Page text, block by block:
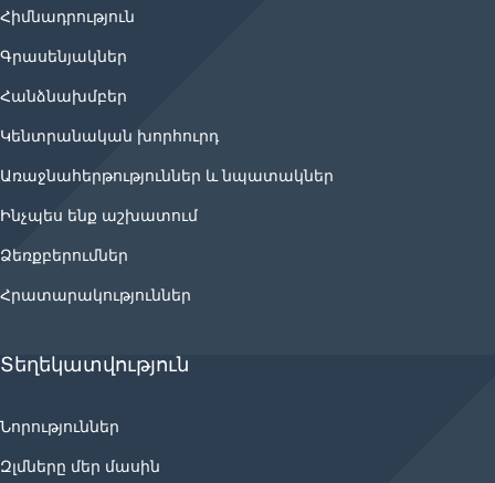
Հիմնադրություն
Գրասենյակներ
Հանձնախմբեր
Կենտրանական խորհուրդ
Առաջնահերթություններ և նպատակներ
Ինչպես ենք աշխատում
Ձեռքբերումներ
Հրատարակություններ
Տեղեկատվություն
Նորություններ
Զլմները մեր մասին